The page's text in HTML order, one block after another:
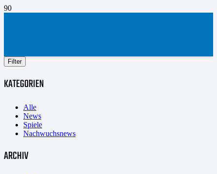
Filter
KATEGORIEN
Alle
News
Spiele
Nachwuchsnews
ARCHIV